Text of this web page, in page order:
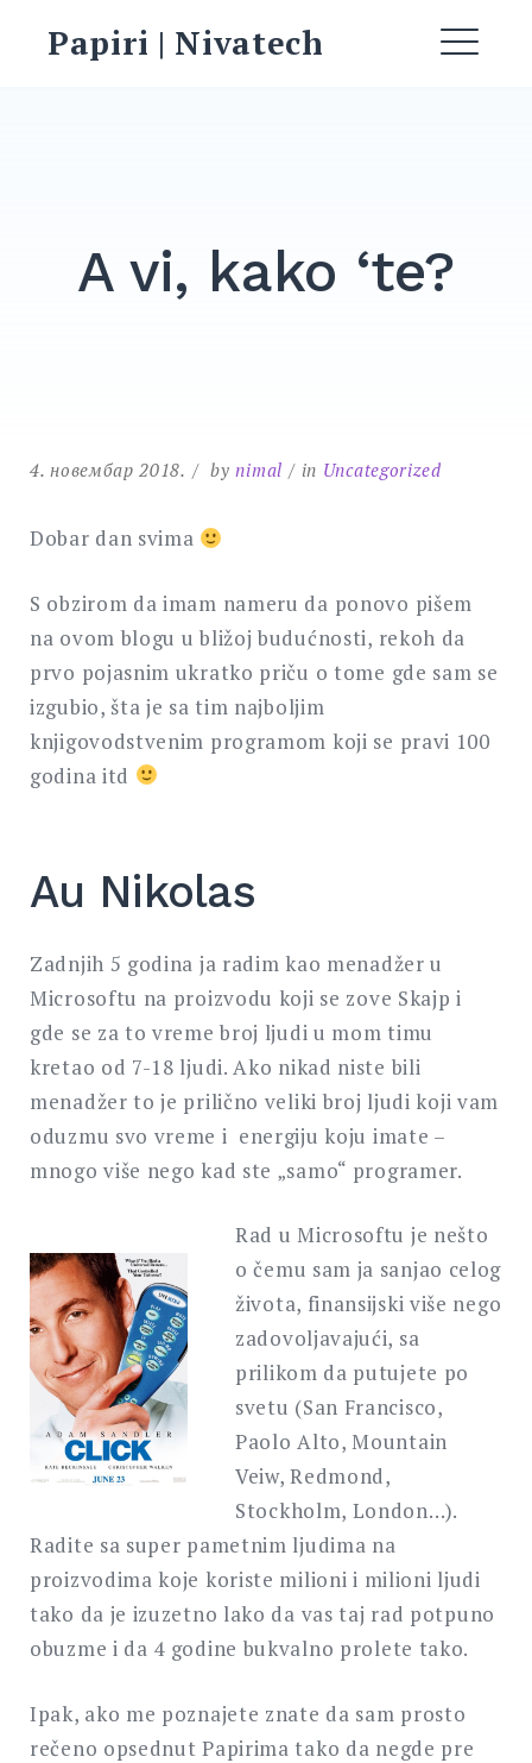
Papiri | Nivatech
SEARCH
A vi, kako ‘te?
4. новембар 2018. bynimal in Uncategorized
Dobar dan svima
S obzirom da imam nameru da ponovo pišem
na ovom blogu u bližoj budućnosti, rekoh da
prvo pojasnim ukratko priču o tome gde sam se
izgubio, šta je sa tim najboljim
knjigovodstvenim programom koji se pravi 100
godina itd
Au Nikolas
Zadnjih 5 godina ja radim kao menadžer u
Microsoftu na proizvodu koji se zove Skajp i
gde se za to vreme broj ljudi u mom timu
kretao od 7-18 ljudi. Ako nikad niste bili
menadžer to je prilično veliki broj ljudi koji vam
oduzmu svo vreme i energiju koju imate –
mnogo više nego kad ste „samo“ programer.
Rad u Microsoftu je nešto
o čemu sam ja sanjao celog
života, finansijski više nego
zadovoljavajući, sa
prilikom da putujete po
svetu (San Francisco,
Paolo Alto, Mountain
Veiw, Redmond,
Stockholm, London…).
Radite sa super pametnim ljudima na
proizvodima koje koriste milioni i milioni ljudi
tako da je izuzetno lako da vas taj rad potpuno
obuzme i da 4 godine bukvalno prolete tako.
Ipak, ako me poznajete znate da sam prosto
rečeno opsednut Papirima tako da negde pre